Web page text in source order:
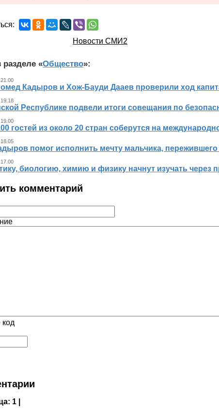
Новости СМИ2
разделе «Общество»:
Кадыров и Хож-Бауди Дааев проверили ход
Республике подвели итоги совещания по
гостей из около 20 стран соберутся на
помог исполнить мечту мальчика,
биологию, химию и физику начнут изучать через
комментарий
код
1 |